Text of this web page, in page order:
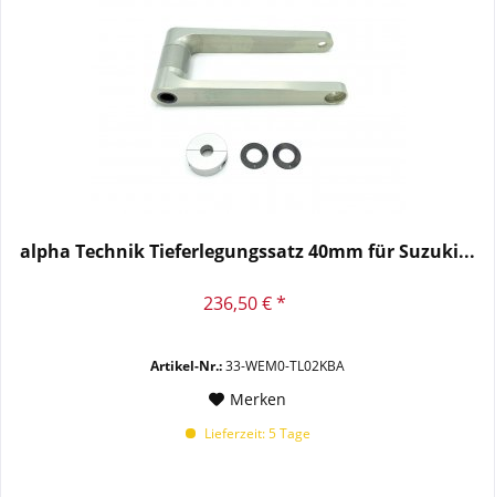
alpha Technik Tieferlegungssatz 40mm für Suzuki...
236,50 € *
Artikel-Nr.:33-WEM0-TL02KBA
Merken
Lieferzeit: 5 Tage